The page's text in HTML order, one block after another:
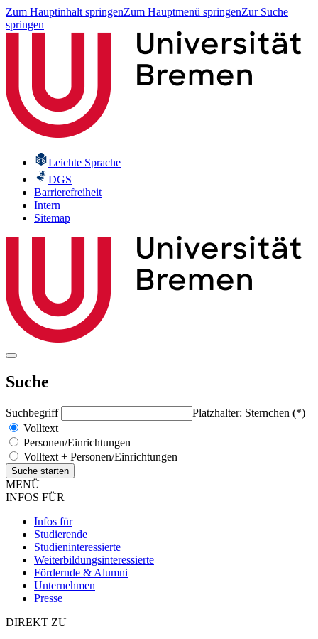
Zum Hauptinhalt springenZum Hauptmenü springenZur Suche
springen
Leichte Sprache
DGS
Barrierefreiheit
Intern
Sitemap
Suche
Suchbegriff
Platzhalter: Sternchen (*)
Volltext
Personen/Einrichtungen
Volltext + Personen/Einrichtungen
MENÜ
INFOS FÜR
Infos für
Studierende
Studieninteressierte
Weiterbildungsinteressierte
Fördernde & Alumni
Unternehmen
Presse
DIREKT ZU